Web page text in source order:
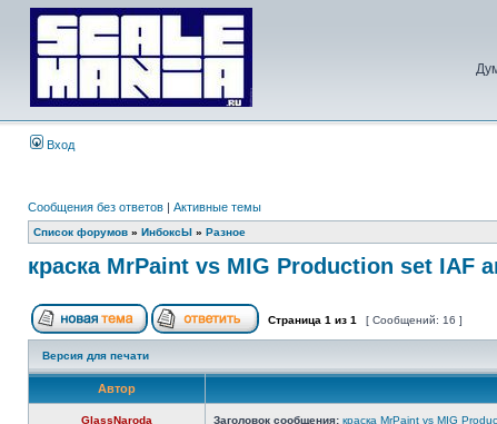
Вход
Сообщения без ответов | Активные темы
Список форумов » ИнбоксЫ » Разное
краска MrPaint vs MIG Production set IAF
Страница 1 из 1 [ Сообщений: 16 ]
Версия для печати
Автор
GlassNaroda Заголовок сообщения: краска MrPaint vs MIG